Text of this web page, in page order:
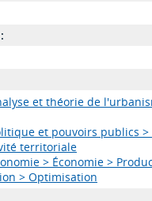
et théorie de
et pouvoirs publics >
territoriale
> Économie >
> Optimisation